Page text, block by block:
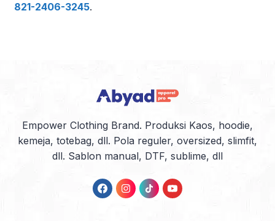
821-2406-3245.
Empower Clothing Brand. Produksi Kaos, hoodie,
kemeja, totebag, dll. Pola reguler, oversized, slimfit,
dll. Sablon manual, DTF, sublime, dll